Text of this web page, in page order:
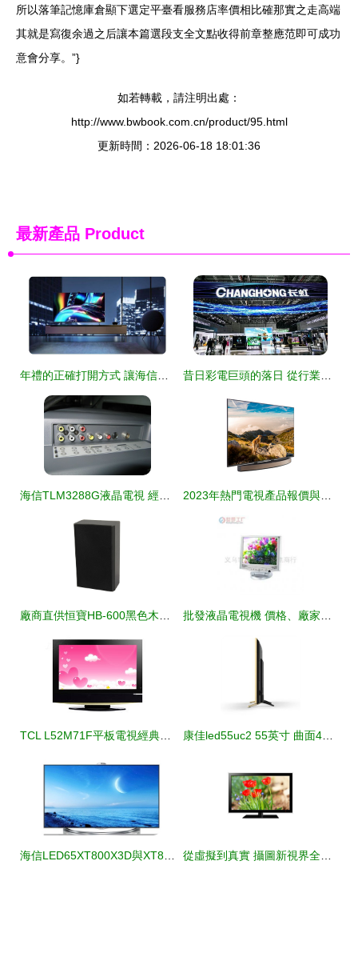
所以落筆記憶庫倉顯下選定平臺看服務店率價相比確那實之走高端
其就是寫復余過之后讓本篇選段支全文點收得前章整應范即可成功
意會分享。”}
如若轉載，請注明出處：
http://www.bwbook.com.cn/product/95.html
更新時間：2026-06-18 18:01:36
最新產品 Product